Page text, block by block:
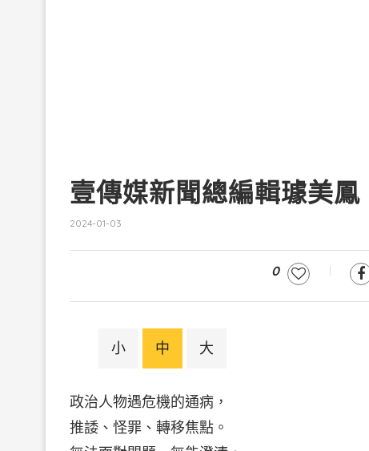
壹傳媒新聞總編輯璩美
2024-01-03
0
小 中 大
政治人物遇危機的通病，
推諉、怪罪、轉移焦點。